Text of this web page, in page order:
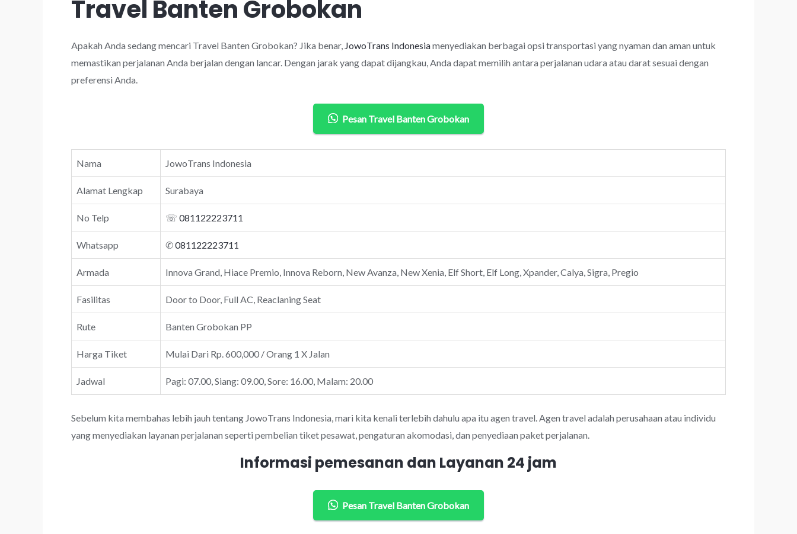
Travel Banten Grobokan
Apakah Anda sedang mencari Travel Banten Grobokan? Jika benar, JowoTrans Indonesiamenyediakan berbagai opsi transportasi yang nyaman dan aman untuk
memastikan perjalanan Anda berjalan dengan lancar. Dengan jarak yang dapat dijangkau, Anda dapat memilih antara perjalanan udara atau darat sesuai dengan
preferensi Anda.
Pesan Travel Banten Grobokan
Nama JowoTrans Indonesia
Alamat Lengkap Surabaya
No Telp ☏ 081122223711
Whatsapp ✆081122223711
Armada Innova Grand, Hiace Premio, Innova Reborn, New Avanza, New Xenia, Elf Short, Elf Long, Xpander, Calya, Sigra, Pregio
Fasilitas Door to Door, Full AC, Reaclaning Seat
Rute Banten Grobokan PP
Harga Tiket Mulai Dari Rp. 600,000 / Orang 1 X Jalan
Jadwal Pagi: 07.00, Siang: 09.00, Sore: 16.00, Malam: 20.00
Sebelum kita membahas lebih jauh tentang JowoTrans Indonesia, mari kita kenali terlebih dahulu apa itu agen travel. Agen travel adalah perusahaan atau individu
yang menyediakan layanan perjalanan seperti pembelian tiket pesawat, pengaturan akomodasi, dan penyediaan paket perjalanan.
Informasi pemesanan dan Layanan 24 jam
Pesan Travel Banten Grobokan